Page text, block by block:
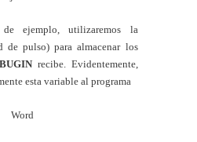
ejemplo, utilizaremos la
de pulso) para almacenar los
recibe. Evidentemente,
esta variable al programa